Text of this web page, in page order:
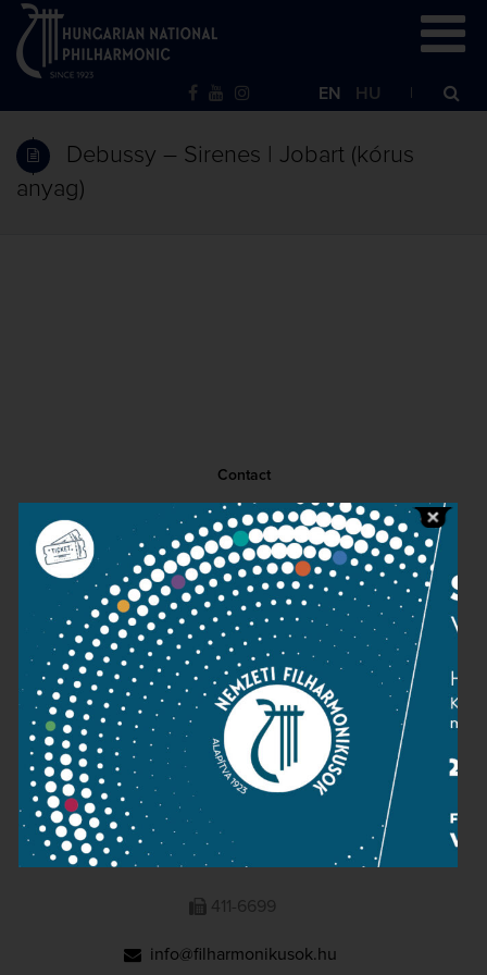
EN HU
Debussy – Sirenes | Jobart (kórus
anyag)
Contact
Public information
Press room
Terms and privacy
Imprint
NATIONAL PHILHARMONIC
1095 Budapest, Komor Marcell u. 1. (Müpa)
411-6600
411-6699
info@filharmonikusok.hu